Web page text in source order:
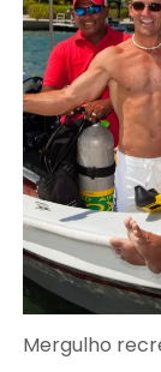
Mergulho